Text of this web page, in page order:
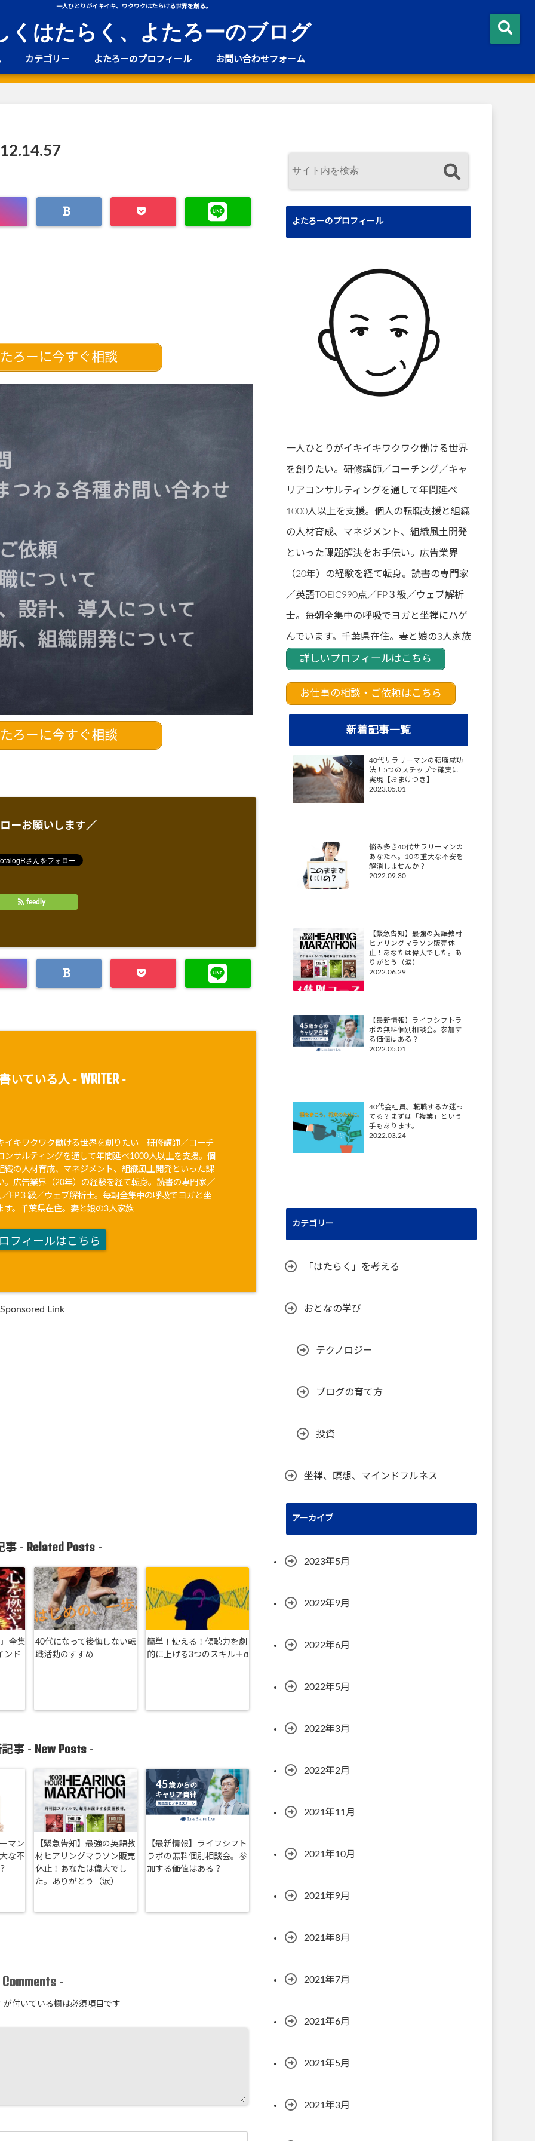
一人ひとりがイキイキ、ワクワクはたらける世界を創る。
くはたらく、よたろーのブログ
カテゴリー よたろーのプロフィール お問い合わせフォーム
ーに今すぐ相談
ーに今すぐ相談
ーお願いします／
feedly
いている人 - WRITER-
イキワクワク働ける世界を創りたい｜研修講師／コーチ
ンサルティングを通して年間延べ1000人以上を支援。個
織の人材育成、マネジメント、組織風土開発といった課
。広告業界（20年）の経験を経て転身。読書の専門家／
FP３級／ウェブ解析士。毎朝全集中の呼吸でヨガと坐
す。千葉県在住。妻と娘の3人家族
フィールはこちら
Sponsored Link
事 - Related Posts-
全集
ンド
40代になって後悔しない転
職活動のすすめ
簡単！使える！傾聴力を劇
的に上げる3つのスキル＋α
事 - New Posts -
マン
な不
【緊急告知】最強の英語教
材ヒアリングマラソン販売
休止！あなたは偉大でし
た。ありがとう（涙）
【最新情報】ライフシフト
ラボの無料個別相談会。参
加する価値はある？
Comments -
が付いている欄は必須項目です
よたろーのプロフィール
一人ひとりがイキイキワクワク働ける世界
を創りたい。研修講師／コーチング／キャ
リアコンサルティングを通して年間延べ
1000人以上を支援。個人の転職支援と組織
の人材育成、マネジメント、組織風土開発
といった課題解決をお手伝い。広告業界
（20年）の経験を経て転身。読書の専門家
／英語TOEIC990点／FP３級／ウェブ解析
士。毎朝全集中の呼吸でヨガと坐禅にハゲ
んでいます。千葉県在住。妻と娘の3人家族
詳しいプロフィールはこちら
お仕事の相談・ご依頼はこちら
新着記事一覧
40代サラリーマンの転職成功
法！5つのステップで確実に
実現【おまけつき】
2023.05.01
悩み多き40代サラリーマンの
あなたへ。10の重大な不安を
解消しませんか？
2022.09.30
【緊急告知】最強の英語教材
ヒアリングマラソン販売休
止！あなたは偉大でした。あ
りがとう（涙）
2022.06.29
【最新情報】ライフシフトラ
ボの無料個別相談会。参加す
る価値はある？
2022.05.01
40代会社員。転職するか迷っ
てる？まずは「複業」という
手もあります。
2022.03.24
カテゴリー
「はたらく」を考える
おとなの学び
テクノロジー
ブログの育て方
投資
坐禅、瞑想、マインドフルネス
アーカイブ
2023年5月
2022年9月
2022年6月
2022年5月
2022年3月
2022年2月
2021年11月
2021年10月
2021年9月
2021年8月
2021年7月
2021年6月
2021年5月
2021年3月